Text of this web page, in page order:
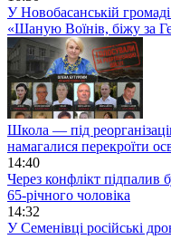
У Новобасанській
«Шаную Воїнів, біжу за
Школа — під
намагалися перекроїти
14:40
Через конфлікт підпалив
65-річного чоловіка
14:32
У Семенівці російські